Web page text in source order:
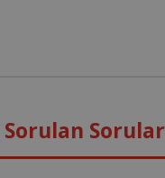
Sorulan Sorular